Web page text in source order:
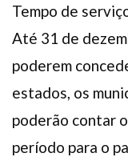
Tempo de
Até 31 de
poderem
estados, os
poderão contar
período para o